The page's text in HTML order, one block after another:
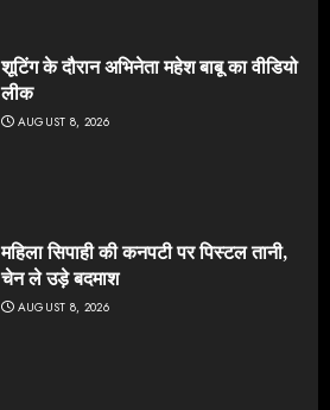
शूटिंग के दौरान अभिनेता महेश बाबू का वीडियो
लीक
AUGUST 8, 2026
महिला सिपाही की कनपटी पर पिस्टल तानी,
चेन ले उड़े बदमाश
AUGUST 8, 2026